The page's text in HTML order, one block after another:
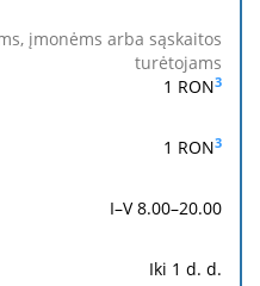
Priimamas
gavėjo
banką
1 RON3
1 RON3
I–V 8.00–20.00
Iki 1 d. d.